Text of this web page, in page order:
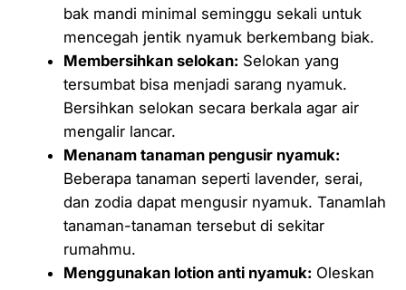
bak mandi minimal seminggu sekali untuk
mencegah jentik nyamuk berkembang biak.
Membersihkan selokan: Selokan yang
tersumbat bisa menjadi sarang nyamuk.
Bersihkan selokan secara berkala agar air
mengalir lancar.
Menanam tanaman pengusir nyamuk:
Beberapa tanaman seperti lavender, serai,
dan zodia dapat mengusir nyamuk. Tanamlah
tanaman-tanaman tersebut di sekitar
rumahmu.
Menggunakan lotion anti nyamuk: Oleskan